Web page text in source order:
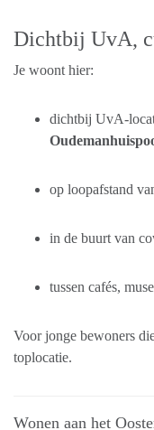
Dichtbij UvA,
Je woont hier:
dichtbij UvA-
op loopafstand
in de buurt van
tussen cafés,
Voor jonge bewoners
toplocatie.
Wonen aan het